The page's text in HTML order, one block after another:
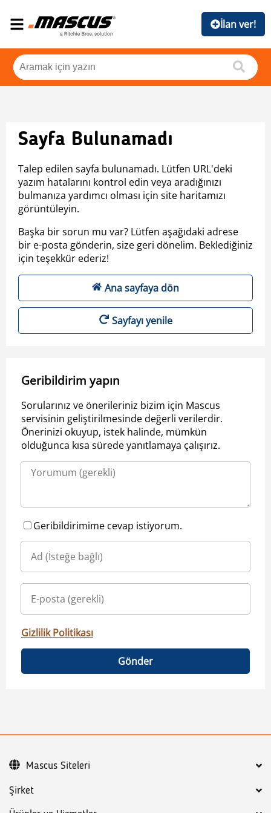
İlan ver!
Sayfa Bulunamadı
Talep edilen sayfa bulunamadı. Lütfen URL'deki
yazım hatalarını kontrol edin veya aradığınızı
bulmanıza yardımcı olması için site haritamızı
görüntüleyin.
Başka bir sorun mu var? Lütfen aşağıdaki adrese
bir e-posta gönderin, size geri dönelim. Beklediğiniz
için teşekkür ederiz!
Ana sayfaya dön
Sayfayı yenile
Geribildirim yapın
Sorularınız ve önerileriniz bizim için Mascus
servisinin geliştirilmesinde değerli verilerdir.
Önerinizi okuyup, istek halinde, mümkün
olduğunca kısa sürede yanıtlamaya çalışırız.
Geribildirimime cevap istiyorum.
Gizlilik Politikası
Gönder
Şirket
Mascus Siteleri